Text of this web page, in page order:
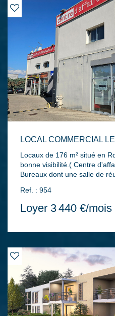
LOCAL COMMERCIAL
Locaux de 176 m² situé en
bonne visibilité.( Centre
Bureaux dont une salle de
Ref. : 954
Loyer 3 440 €/mois